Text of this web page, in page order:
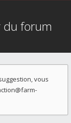
du forum
vous